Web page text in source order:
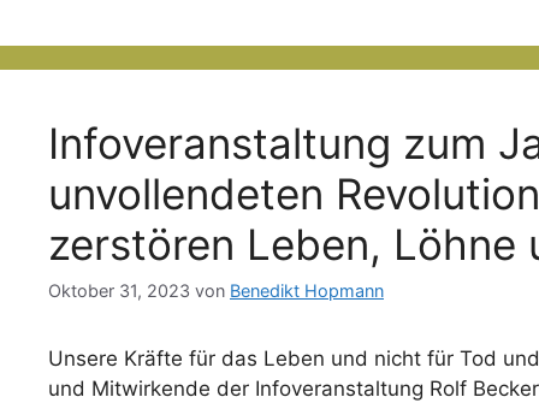
Infoveranstaltung zum
unvollendeten
zerstören Leben, Löhne
Oktober 31, 2023 von Benedikt Hopmann
Unsere Kräfte für das Leben und nicht für Tod
und Mitwirkende der Infoveranstaltung Rolf